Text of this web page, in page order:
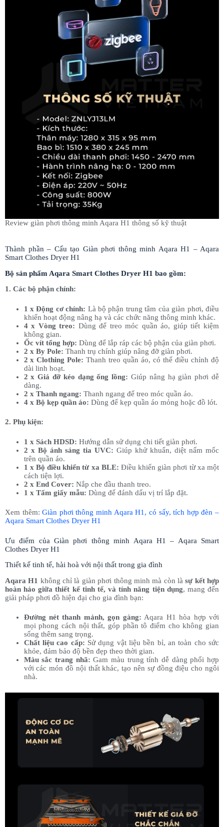
Review giàn phơi thông minh Aqara H1 thông số kỹ thuật
Thành phần – Cấu tạo Giàn phơi thông minh Aqara H1 – Aqara
Smart Clothes Dryer H1
Bộ sản phẩm Aqara Smart Clothes Dryer H1 bao gồm:
1. Các bộ phận chính:
1 x Động cơ chính: Là bộ phận trung tâm của giàn phơi, điều
khiển hoạt động nâng hạ và các chức năng thông minh khác.
4 x Vòng treo: Dùng để treo móc quần áo, giúp tiết kiệm
không gian.
Ốc vít tổng hợp: Dùng để lắp ráp các bộ phận của giàn phơi.
2 x By Pole: Thanh trụ chính giúp nâng đỡ giàn phơi.
2 x Clothing Pole: Thanh treo quần áo, có thể điều chỉnh độ
dài linh hoạt.
2 x Giá đỡ kéo dạng ống lồng: Giúp nâng hạ giàn phơi dễ
dàng.
2 x Thanh ngang: Thanh ngang để treo móc quần áo.
4 x Bộ kẹp quần áo: Dùng để kẹp quần áo mỏng hoặc đồ lót.
2. Phụ kiện:
1 x Sách HDSD: Hướng dẫn sử dụng chi tiết giàn phơi.
2 x Bộ ánh sáng tia UVC: Giúp khử khuẩn, diệt nấm mốc
trên quần áo.
1 x Bộ điều khiển từ xa BLE: Điều khiển giàn phơi từ xa một
cách tiện lợi.
2 x End Cover: Nắp che đầu thanh treo.
1 x Tấm giấy mẫu: Dùng để đánh dấu vị trí lắp đặt.
Xem thêm:Giàn phơi thông minh Aqara H1, có sấy, tích hợp đèn –
Aqara Smart Clothes Dryer H1
Ưu điểm của Giàn phơi thông minh Aqara H1 – Aqara Smart
Clothes Dryer H1
Thiết kế tinh tế, hài hoà với nội thất trong gia đình
Aqara H1 không chỉ là giàn phơi thông minh mà còn làsự kết hợp
hoàn hảo giữa thiết kế tinh tế, và tính năng tiện dụng, mang đến
giải pháp phơi đồ hiện đại cho gia đình bạn:
Đường nét thanh mảnh, gọn gàng: Aqara H1 hòa hợp với
mọi phong cách nội thất, góp phần tô điểm cho không gian
sống thêm sang trọng.
Chất liệu cao cấp: Sử dụng vật liệu bền bỉ, an toàn cho sức
khỏe, đảm bảo độ bền đẹp theo thời gian.
Màu sắc trang nhã: Gam màu trung tính dễ dàng phối hợp
với các món đồ nội thất khác, tạo nên sự đồng điệu cho ngôi
nhà.